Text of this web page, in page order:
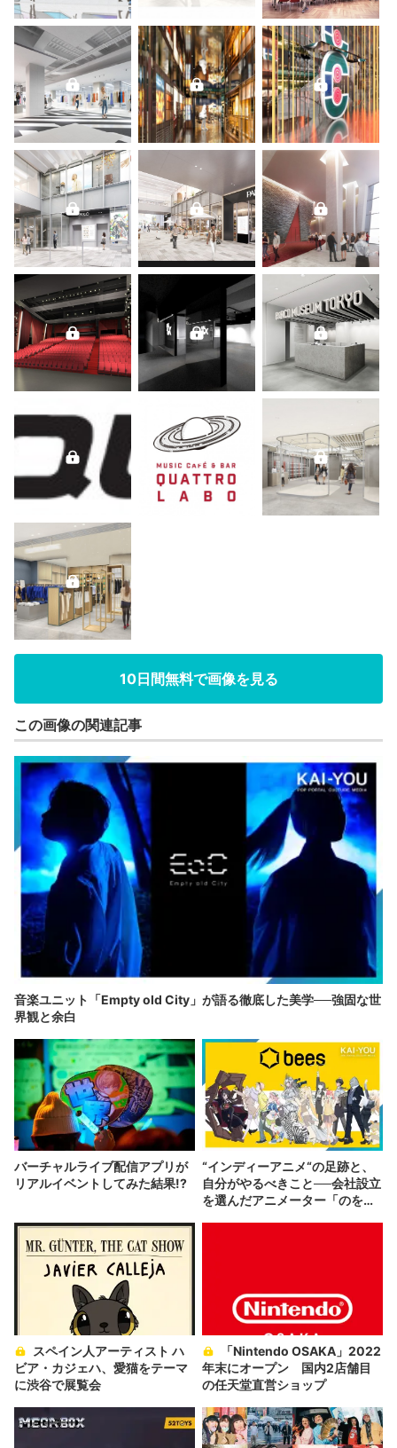
10日間無料で画像を見る
この画像の関連記事
音楽ユニット「Empty old City」が語る徹底した美学──強固な世
界観と余白
バーチャルライブ配信アプリが
リアルイベントしてみた結果!?
“インディーアニメ“の足跡と、
自分がやるべきこと──会社設立
を選んだアニメーター「のを
ビア・カジェハ、愛猫をテーマ
に渋谷で展覧会
年末にオープン 国内2店舗目
の任天堂直営ショップ